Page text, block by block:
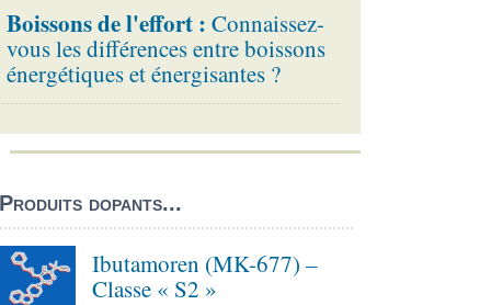
Boissons de l'effort : Connaissez-
vous les différences entre boissons
énergétiques et énergisantes ?
dopants...
Ibutamoren (MK-677) –
Classe « S2 »